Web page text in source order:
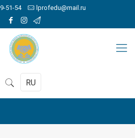
51-54 lprofedu@mail.ru
RU